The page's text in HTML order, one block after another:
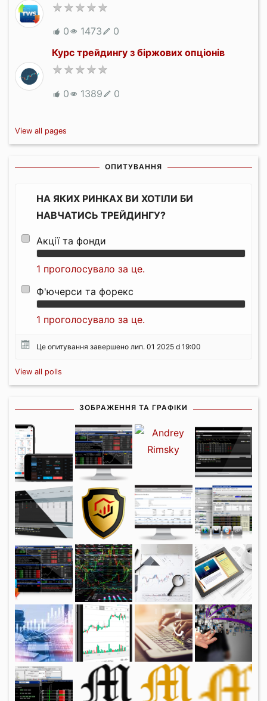
0 1473
0
Курс трейдингу з біржових опціонів
0 1389 0
View all pages
ОПИТУВАННЯ
НА ЯКИХ РИНКАХ ВИ ХОТІЛИ БИ
НАВЧАТИСЬ ТРЕЙДИНГУ?
Акції та фонди
1 проголосувало за це.
Ф'ючерси та форекс
1 проголосувало за це.
Це опитування завершено лип. 01 2025 d 19:00
View all polls
ЗОБРАЖЕННЯ ТА ГРАФІКИ